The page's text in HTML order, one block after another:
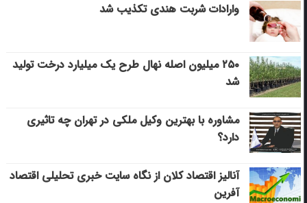
وارادات شربت هندی تکذیب شد
۲۵۰ میلیون اصله نهال طرح یک میلیارد درخت تولید
شد
مشاوره با بهترین وکیل ملکی در تهران چه تاثیری
دارد؟
آنالیز اقتصاد کلان از نگاه سایت خبری تحلیلی اقتصاد
آفرین